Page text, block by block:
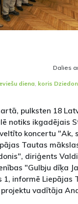
Dalies
diena, koris
pulksten 18
notiks ikgadējais
koncertu "Ak,
Tautas
diriģents
"Gulbju dīķa
1, informē Liepājas
vadītāja